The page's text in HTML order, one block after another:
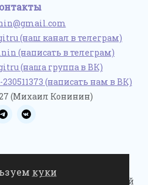
(наш канал в телеграм)
(написать в телеграм)
(наша группа в ВК)
(написать нам в ВК)
27 (Михаил Конинин)
является публичной офертой
куки